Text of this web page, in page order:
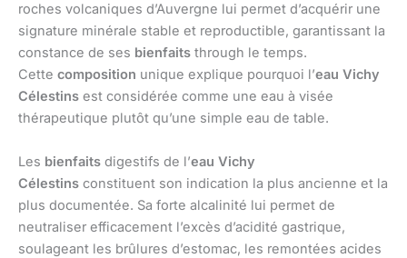
roches volcaniques d’Auvergne lui permet d’acquérir une
signature minérale stable et reproductible, garantissant la
constance de ses bienfaits through le temps.
Cette composition unique explique pourquoi l’eau Vichy
Célestins est considérée comme une eau à visée
thérapeutique plutôt qu’une simple eau de table.
Les bienfaits digestifs de l’eau Vichy
Célestins constituent son indication la plus ancienne et la
plus documentée. Sa forte alcalinité lui permet de
neutraliser efficacement l’excès d’acidité gastrique,
soulageant les brûlures d’estomac, les remontées acides